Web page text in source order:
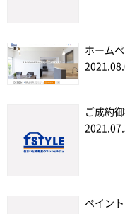
ホーム
ご成約
ペイン